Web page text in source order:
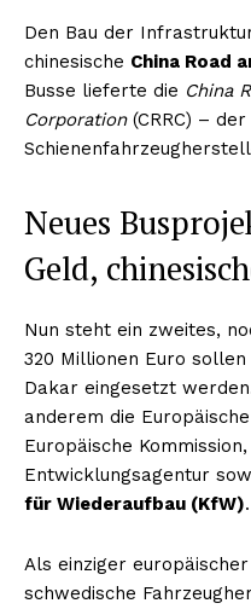
Den Bau der
chinesische China Road
Busse lieferte die China
Corporation(CRRC) –
Neues
Geld,
Nun steht ein zweites,
320 Millionen Euro sollen
Dakar eingesetzt
anderem die
Europäische
Entwicklungsagentur
für Wiederaufbau (KfW).
Als einziger
schwedische